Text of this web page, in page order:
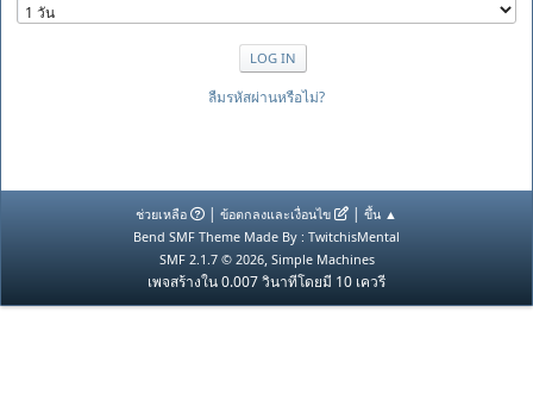
ลืมรหัสผ่านหรือไม่?
ช่วยเหลือ | ข้อตกลงและเงื่อนไข | ขึ้น ▲
Bend SMF Theme Made By : TwitchisMental
SMF 2.1.7 © 2026, Simple Machines
เพจสร้างใน 0.007 วินาทีโดยมี 10 เควรี